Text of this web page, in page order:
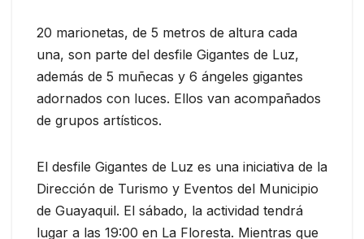
20 marionetas, de 5 metros de altura cada
una, son parte del desfile Gigantes de Luz,
además de 5 muñecas y 6 ángeles gigantes
adornados con luces. Ellos van acompañados
de grupos artísticos.
El desfile Gigantes de Luz es una iniciativa de la
Dirección de Turismo y Eventos del Municipio
de Guayaquil. El sábado, la actividad tendrá
lugar a las 19:00 en La Floresta. Mientras que